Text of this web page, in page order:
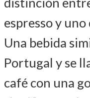
espresso y
Una bebida
Portugal y se
café con una